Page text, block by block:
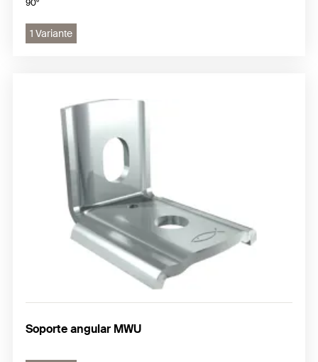
90°
1 Variante
Soporte angular MWU